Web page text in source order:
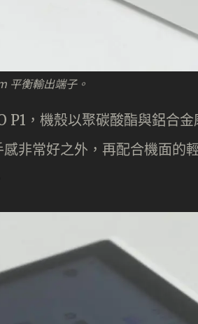
平衡輸出端子。
P1，機殼以聚碳酸酯與鋁合
非常好之外，再配合機面的